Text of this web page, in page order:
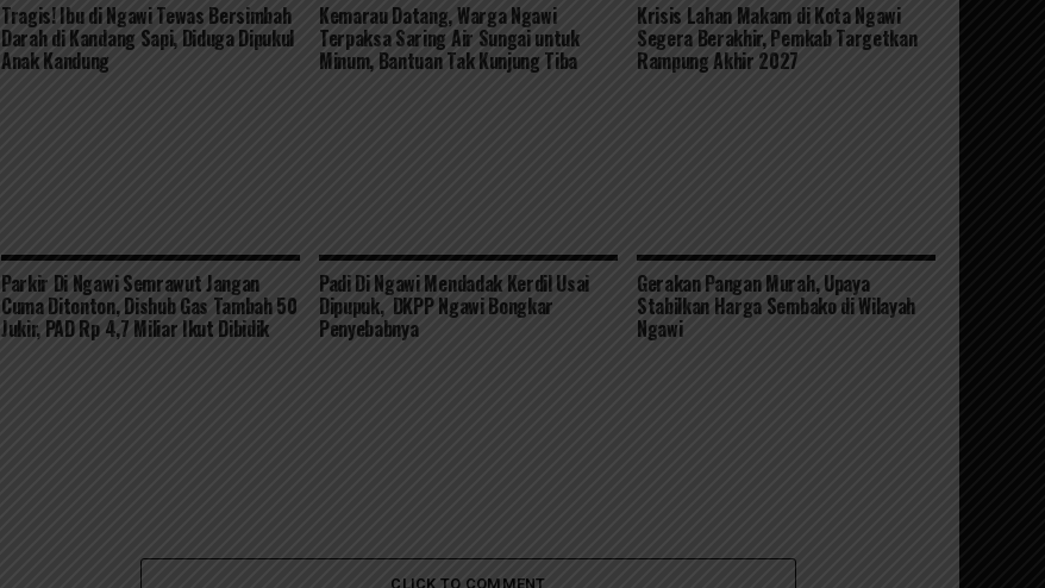
Tragis! Ibu di Ngawi Tewas Bersimbah
Darah di Kandang Sapi, Diduga Dipukul
Anak Kandung
Kemarau Datang, Warga Ngawi
Terpaksa Saring Air Sungai untuk
Minum, Bantuan Tak Kunjung Tiba
Krisis Lahan Makam di Kota Ngawi
Segera Berakhir, Pemkab Targetkan
Rampung Akhir 2027
Parkir Di Ngawi Semrawut Jangan
Cuma Ditonton, Dishub Gas Tambah 50
Jukir, PAD Rp 4,7 Miliar Ikut Dibidik
Padi Di Ngawi Mendadak Kerdil Usai
Dipupuk, DKPP Ngawi Bongkar
Penyebabnya
Gerakan Pangan Murah, Upaya
Stabilkan Harga Sembako di Wilayah
Ngawi
CLICK TO COMMENT